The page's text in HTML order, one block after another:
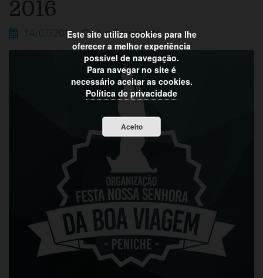
2016
14/07/2016 No Comments
Este site utiliza cookies para lhe
oferecer a melhor experiência
possível de navegação.
Para navegar no site é
necessário aceitar as cookies.
Política de privacidade
Aceito